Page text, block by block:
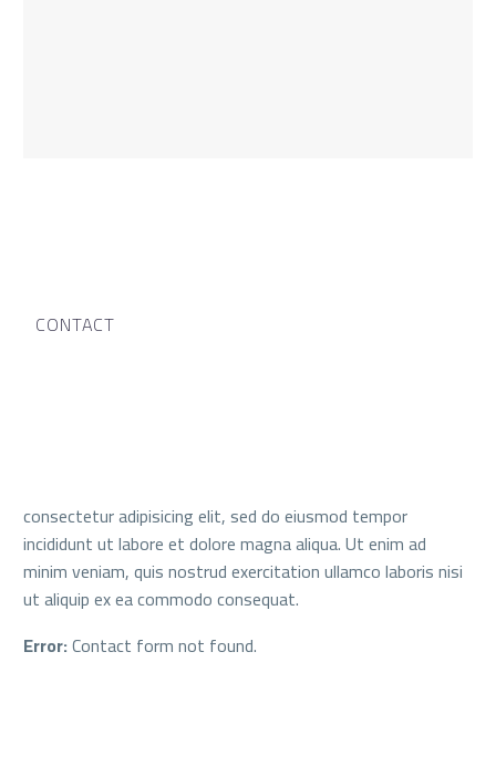
CONTACT
consectetur adipisicing elit, sed do eiusmod tempor
incididunt ut labore et dolore magna aliqua. Ut enim ad
minim veniam, quis nostrud exercitation ullamco laboris nisi
ut aliquip ex ea commodo consequat.
Error:Contact form not found.